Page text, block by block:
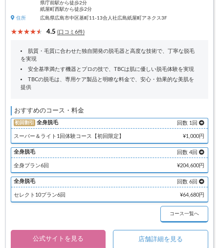
県庁前駅から徒歩2分
紙屋町西駅から徒歩2分
住所
広島県広島市中区基町11-13合人社広島紙屋町アネクス3F
4.5 (口コミ6件)
肌質・毛質に合わせた独自開発の脱毛器と高度な技術で、丁寧な脱毛
を実現
安全基準満たす機器とプロの技で、TBCは肌に優しい脱毛体験を実現
TBCの脱毛は、専用ケア製品と明瞭な料金で、安心・効果的な美肌を
提供
おすすめのコース・料金
初回割引 全身脱毛 回数 1回
スーパー＆ライト1回体験コース【初回限定】 ¥1,000円
全身脱毛 回数 4回
全身プラン6回 ¥204,600円
全身脱毛 回数 6回
セレクト10プラン6回 ¥64,680円
コース一覧へ
公式サイトを見る 店舗詳細を見る